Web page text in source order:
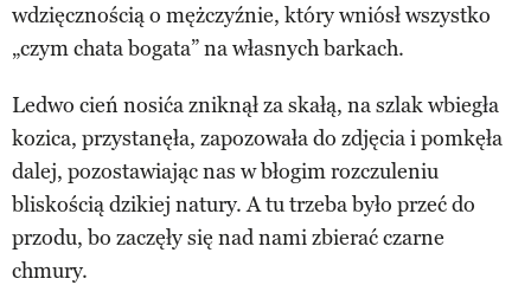
wdzięcznością o mężczyźnie, który wniósł wszystko
„czym chata bogata” na własnych barkach.
Ledwo cień nosića zniknął za skałą, na szlak wbiegła
kozica, przystanęła, zapozowała do zdjęcia i pomkęła
dalej, pozostawiając nas w błogim rozczuleniu
bliskością dzikiej natury. A tu trzeba było przeć do
przodu, bo zaczęły się nad nami zbierać czarne
chmury.